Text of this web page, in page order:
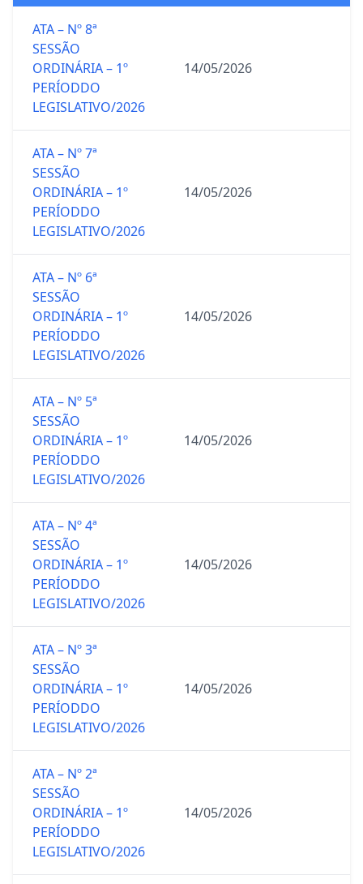
ATA – Nº 8ª
SESSÃO
ORDINÁRIA – 1º
PERÍODDO
LEGISLATIVO/2026
14/05/2026
ATA – Nº 7ª
SESSÃO
ORDINÁRIA – 1º
PERÍODDO
LEGISLATIVO/2026
14/05/2026
ATA – Nº 6ª
SESSÃO
ORDINÁRIA – 1º
PERÍODDO
LEGISLATIVO/2026
14/05/2026
ATA – Nº 5ª
SESSÃO
ORDINÁRIA – 1º
PERÍODDO
LEGISLATIVO/2026
14/05/2026
ATA – Nº 4ª
SESSÃO
ORDINÁRIA – 1º
PERÍODDO
LEGISLATIVO/2026
14/05/2026
ATA – Nº 3ª
SESSÃO
ORDINÁRIA – 1º
PERÍODDO
LEGISLATIVO/2026
14/05/2026
ATA – Nº 2ª
SESSÃO
ORDINÁRIA – 1º
PERÍODDO
LEGISLATIVO/2026
14/05/2026